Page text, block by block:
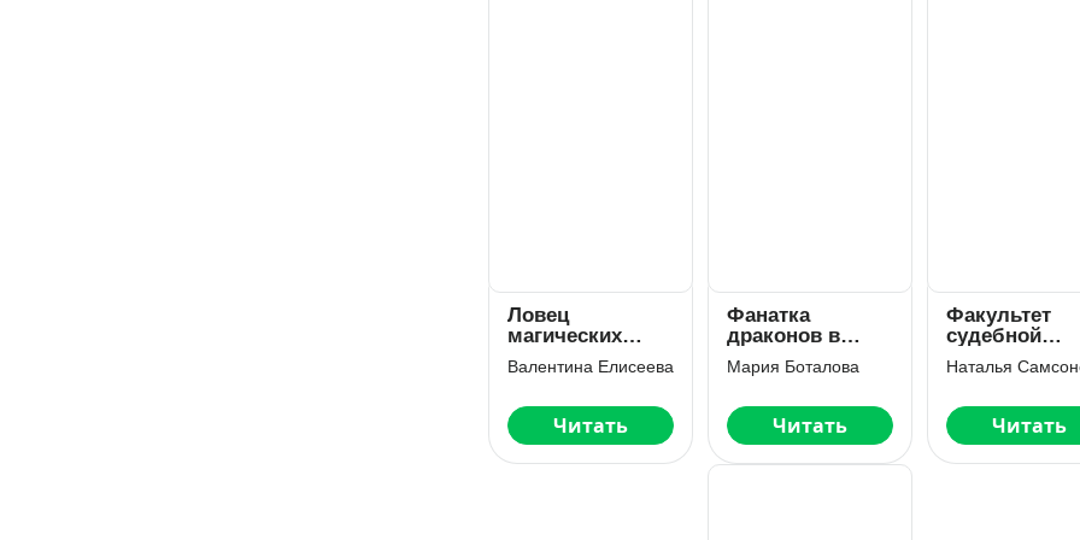
Ловец
магических
животных
Валентина Елисеева
Читать
Фанатка
драконов в
академии
вампиров
Мария Боталова
Читать
Факультет
судебной
некромантии
Наталья
Читать